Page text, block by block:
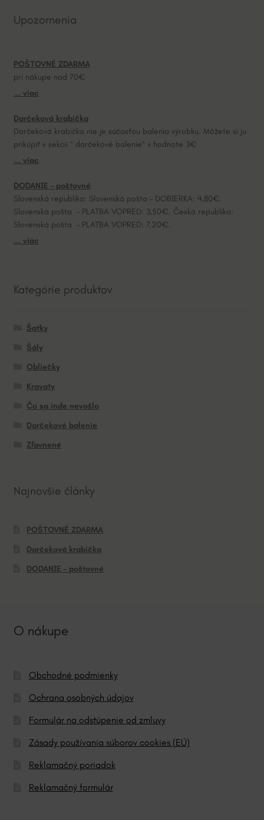
r
t
i
v
:
Upozornenia
POŠTOVNÉ ZDARMA
pri nákupe nad 70€
... viac
Darčeková krabička
Darčeková krabička nie je súčasťou balenia výrobku. Môžete si ju
prikúpiť v sekcii “ darčekové balenie“ v hodnote 3€
... viac
DODANIE – poštovné
Slovenská republika: Slovenská pošta – DOBIERKA: 4,80€.
Slovenská pošta – PLATBA VOPRED: 3,50€. Česká republika:
Slovenská pošta – PLATBA VOPRED: 7,20€.
... viac
Kategórie produktov
Šatky
Šály
Obliečky
Kravaty
Čo sa inde nevošlo
Darčekové balenie
Zľavnené
Najnovšie články
POŠTOVNÉ ZDARMA
Darčeková krabička
DODANIE – poštovné
O nákupe
Obchodné podmienky
Ochrana osobných údajov
Formulár na odstúpenie od zmluvy
Zásady používania súborov cookies (EÚ)
Reklamačný poriadok
Reklamačný formulár